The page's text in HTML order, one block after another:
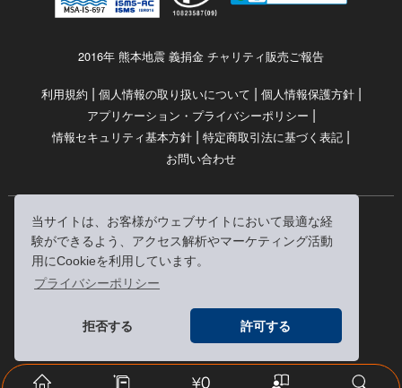
当サイトは、お客様がウェブサイトにおいて最適な経
験ができるよう、アクセス解析やマーケティング活動
用にCookieを利用しています。
プライバシーポリシー
拒否する 許可する
2016年 熊本地震 義捐金 チャリティ販売ご報告
利用規約 | 個人情報の取り扱いについて | 個人情報保護方針|
アプリケーション・プライバシーポリシー |
情報セキュリティ基本方針 | 特定商取引法に基づく表記 |
お問い合わせ
© RRJ Inc.
（kikubon/キクボン/きく本/きくほん/キクホン）は
株式会社RRJの登録商標です。